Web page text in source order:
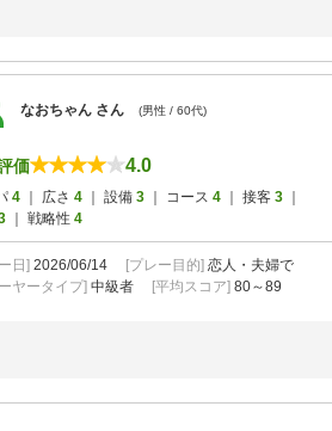
なおちゃん さん (男性 / 60代)
価 4.0
4 ｜ 広さ 4 ｜ 設備 3 ｜ コース 4 ｜ 接客 3
｜ 戦略性 4
日] 2026/06/14 [プレー目的] 恋人・夫婦で
ヤータイプ] 中級者 [平均スコア] 80～89